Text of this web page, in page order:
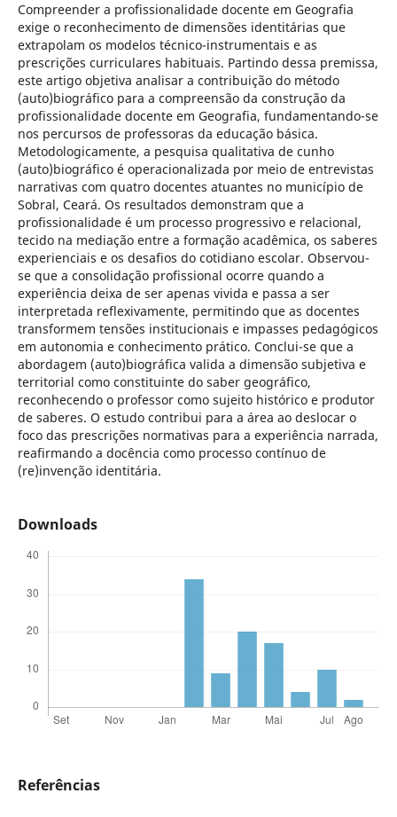
Compreender a profissionalidade docente em Geografia
exige o reconhecimento de dimensões identitárias que
extrapolam os modelos técnico-instrumentais e as
prescrições curriculares habituais. Partindo dessa premissa,
este artigo objetiva analisar a contribuição do método
(auto)biográfico para a compreensão da construção da
profissionalidade docente em Geografia, fundamentando-se
nos percursos de professoras da educação básica.
Metodologicamente, a pesquisa qualitativa de cunho
(auto)biográfico é operacionalizada por meio de entrevistas
narrativas com quatro docentes atuantes no município de
Sobral, Ceará. Os resultados demonstram que a
profissionalidade é um processo progressivo e relacional,
tecido na mediação entre a formação acadêmica, os saberes
experienciais e os desafios do cotidiano escolar. Observou-
se que a consolidação profissional ocorre quando a
experiência deixa de ser apenas vivida e passa a ser
interpretada reflexivamente, permitindo que as docentes
transformem tensões institucionais e impasses pedagógicos
em autonomia e conhecimento prático. Conclui-se que a
abordagem (auto)biográfica valida a dimensão subjetiva e
territorial como constituinte do saber geográfico,
reconhecendo o professor como sujeito histórico e produtor
de saberes. O estudo contribui para a área ao deslocar o
foco das prescrições normativas para a experiência narrada,
reafirmando a docência como processo contínuo de
(re)invenção identitária.
Downloads
Referências